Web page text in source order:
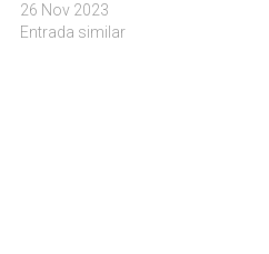
26 Nov 2023
Entrada similar